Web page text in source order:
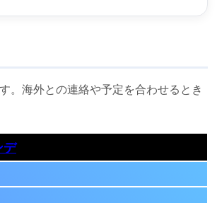
。海外との連絡や予定を合わせるとき
デ